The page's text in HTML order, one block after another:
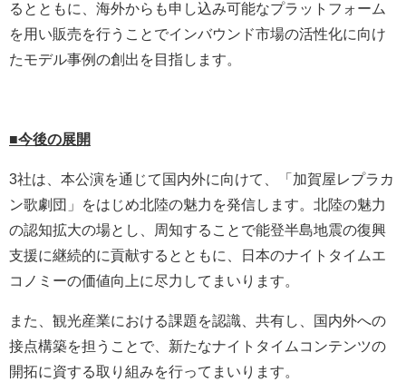
るとともに、海外からも申し込み可能なプラットフォーム
を用い販売を行うことでインバウンド市場の活性化に向け
たモデル事例の創出を目指します。
■今後の展開
3社は、本公演を通じて国内外に向けて、「加賀屋レプラカ
ン歌劇団」をはじめ北陸の魅力を発信します。北陸の魅力
の認知拡大の場とし、周知することで能登半島地震の復興
支援に継続的に貢献するとともに、日本のナイトタイムエ
コノミーの価値向上に尽力してまいります。
また、観光産業における課題を認識、共有し、国内外への
接点構築を担うことで、新たなナイトタイムコンテンツの
開拓に資する取り組みを行ってまいります。